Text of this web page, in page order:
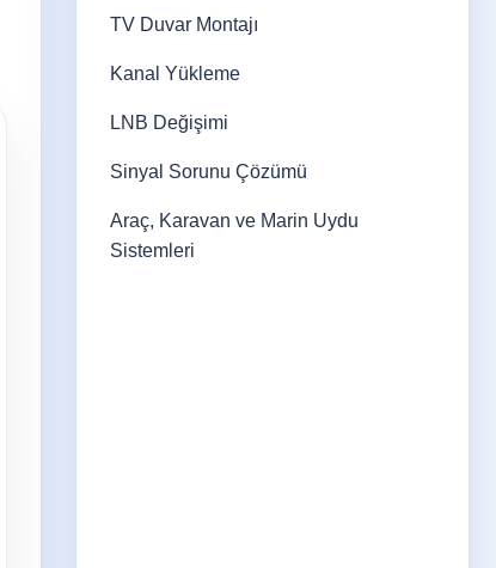
TV Duvar Montajı
Kanal Yükleme
LNB Değişimi
Sinyal Sorunu Çözümü
Araç, Karavan ve Marin Uydu
Sistemleri